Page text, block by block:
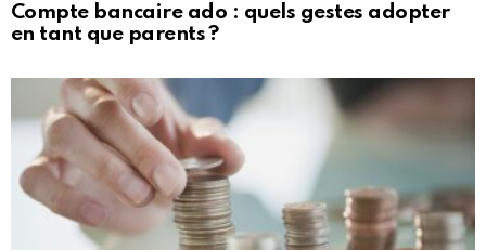
Compte bancaire ado : quels gestes adopter
en tant que parents ?